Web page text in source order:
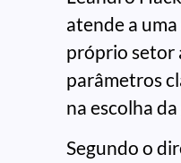
atende a
próprio setor
parâmetros
na escolha
Segundo o